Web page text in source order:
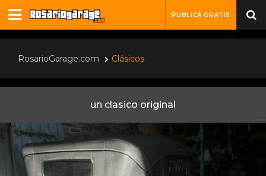
PUBLICÁ GRATIS
RosarioGarage.com Clásicos
un clasico original